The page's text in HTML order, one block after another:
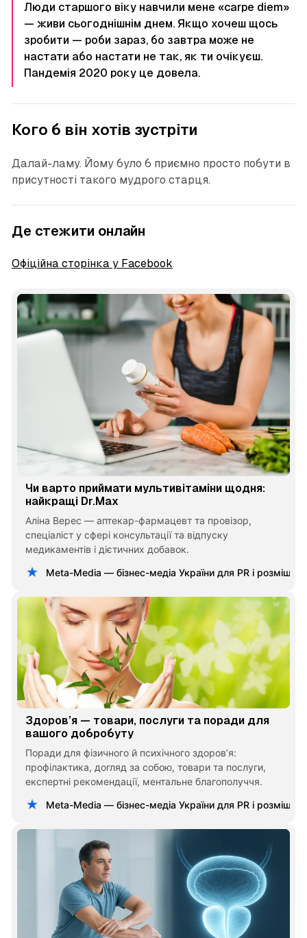
Люди старшого віку навчили мене «carpe diem»
— живи сьогоднішнім днем. Якщо хочеш щось
зробити — роби зараз, бо завтра може не
настати або настати не так, як ти очікуєш.
Пандемія 2020 року це довела.
Кого б він хотів зустріти
Далай-ламу. Йому було б приємно просто побути в
присутності такого мудрого старця.
Де стежити онлайн
Офіційна сторінка у Facebook
Чи варто приймати мультивітаміни щодня:
найкращі Dr.Max
Аліна Верес — аптекар-фармацевт та провізор,
спеціаліст у сфері консультації та відпуску
медикаментів і дієтичних добавок.
Meta-Media — бізнес-медіа України для PR і
Здоров’я — товари, послуги та поради для
вашого добробуту
Поради для фізичного й психічного здоров’я:
профілактика, догляд за собою, товари та послуги,
експертні рекомендації, ментальне благополуччя.
Meta-Media — бізнес-медіа України для PR і